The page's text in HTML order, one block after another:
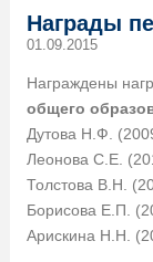
Награды
01.09.2015
Награждены
общего
Дутова Н.Ф.
Леонова С.Е.
Толстова В.Н.
Борисова Е.П.
Арискина Н.Н.